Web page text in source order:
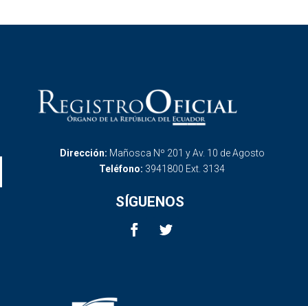
Dirección: Mañosca Nº 201 y Av. 10 de Agosto
Teléfono: 3941800 Ext. 3134
SÍGUENOS